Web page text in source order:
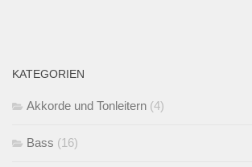
KATEGORIEN
Akkorde und Tonleitern (4)
Bass (16)